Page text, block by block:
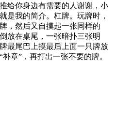
给你身边有需要的人谢谢，小
是我的简介。杠牌。玩牌时，
，然后又自摸起一张同样的
放在桌尾，一张暗扑三张明
最尾巴上摸最后上面一只牌放
章”，再打出一张不要的牌。